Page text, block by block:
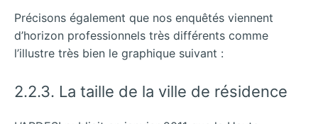
Précisons également que nos enquêtés viennent
d’horizon professionnels très différents comme
l’illustre très bien le graphique suivant :
2.2.3. La taille de la ville de résidence